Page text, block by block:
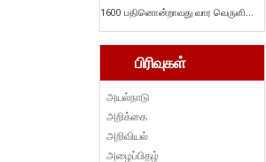
1600 பதினொன்றாவது வார வெருளி...
பிரிவுகள்
அயல்நாடு
அறிக்கை
அறிவியல்
அழைப்பிதழ்